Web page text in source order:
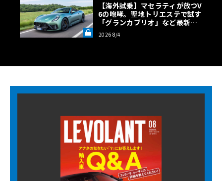
【海外試乗】マセラティが放つV
6の咆哮。聖地トリエステで試す
「グランカブリオ」など最新ト
ロフェオ3台の官能評価《LE VO
LANT LAB》
2026 8/4